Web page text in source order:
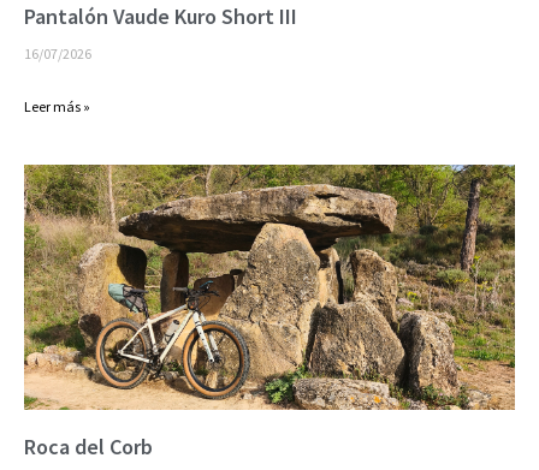
Pantalón Vaude Kuro Short III
16/07/2026
Leer más »
Roca del Corb